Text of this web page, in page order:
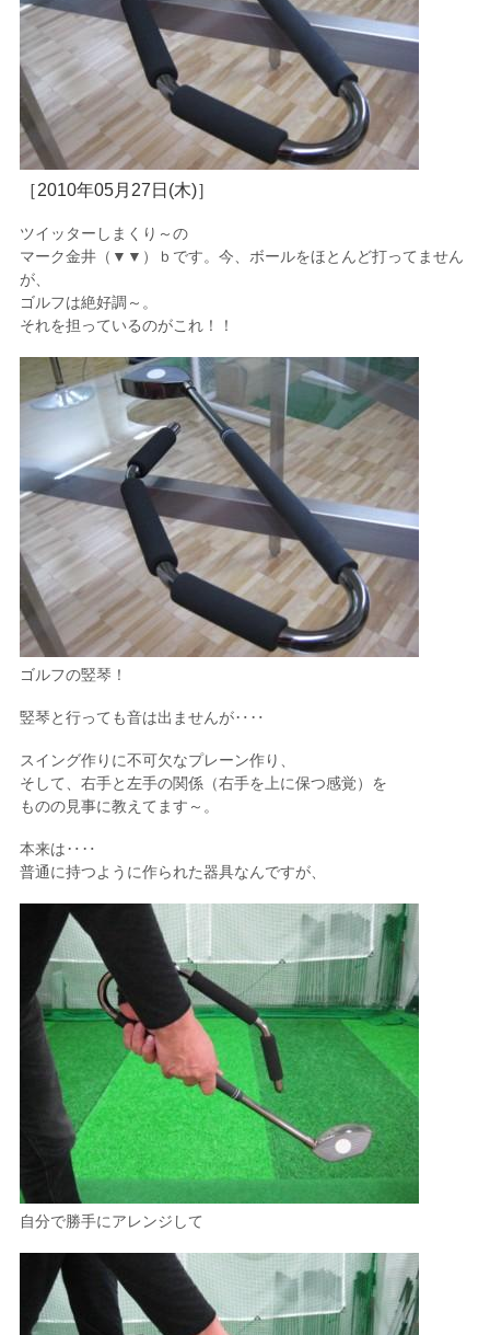
［2010年05月27日(木)］
ツイッターしまくり～の
マーク金井（▼▼）ｂです。今、ボールをほとんど打ってません
が、
ゴルフは絶好調～。
それを担っているのがこれ！！
ゴルフの竪琴！
竪琴と行っても音は出ませんが‥‥
スイング作りに不可欠なプレーン作り、
そして、右手と左手の関係（右手を上に保つ感覚）を
ものの見事に教えてます～。
本来は‥‥
普通に持つように作られた器具なんですが、
自分で勝手にアレンジして